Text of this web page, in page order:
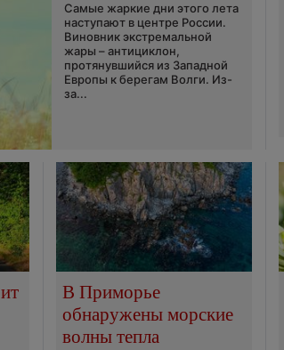
Самые жаркие дни этого лета
наступают в центре России.
Виновник экстремальной
жары – антициклон,
протянувшийся из Западной
Европы к берегам Волги. Из-
за...
В Приморье
обнаружены морские
волны тепла